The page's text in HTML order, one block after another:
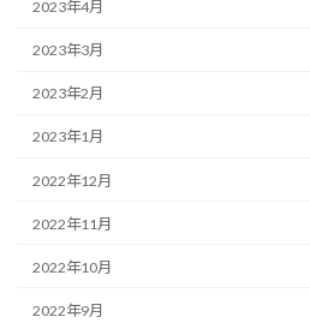
2023年4月
2023年3月
2023年2月
2023年1月
2022年12月
2022年11月
2022年10月
2022年9月